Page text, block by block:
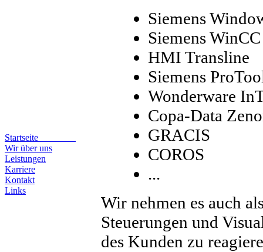
Startseite
Wir über uns
Leistungen
Karriere
Kontakt
Links
Siemens
Siemens
HMI Transline
Siemens
Wonderware
Copa-Data
GRACIS
COROS
...
Wir nehmen es auch
Steuerungen und
des Kunden zu